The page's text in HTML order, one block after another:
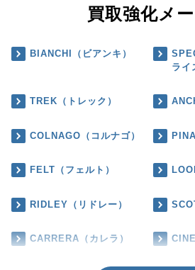
買取強化メ
BIANCHI（ビアンキ）
ライ
TREK（トレック）
COLNAGO（コルナゴ）
FELT（フェルト）
RIDLEY（リドレー）
CARRERA（カレラ）